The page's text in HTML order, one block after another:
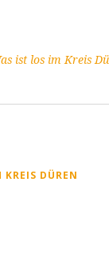
ist los im Kreis
DÜREN